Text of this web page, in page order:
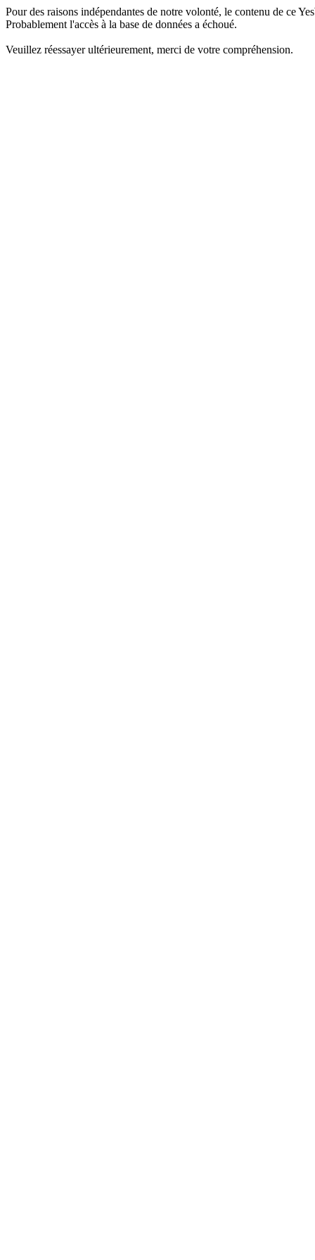
Pour des raisons indépendantes de notre volonté, le contenu de ce
Probablement l'accès à la base de données a échoué.
Veuillez réessayer ultérieurement, merci de votre compréhension.